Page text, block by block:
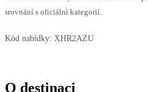
srovnání s oficiální kategorií.
Kód nabídky: XHR2AZU
O destinaci